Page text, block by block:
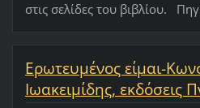
στις σελίδες του βιβλίου.
Ερωτευμένος είμαι-
Ιωακειμίδης, εκδόσεις